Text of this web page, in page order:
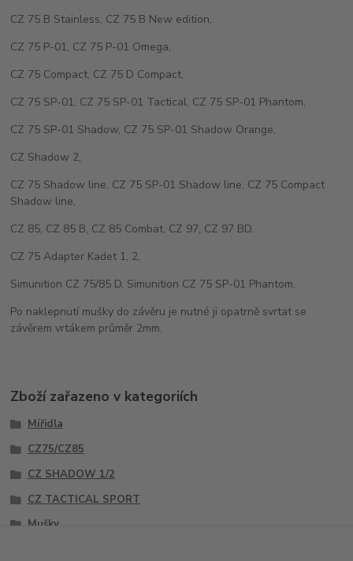
CZ 75 B Stainless, CZ 75 B New edition,
CZ 75 P-01, CZ 75 P-01 Omega,
CZ 75 Compact, CZ 75 D Compact,
CZ 75 SP-01, CZ 75 SP-01 Tactical, CZ 75 SP-01 Phantom,
CZ 75 SP-01 Shadow, CZ 75 SP-01 Shadow Orange,
CZ Shadow 2,
CZ 75 Shadow line, CZ 75 SP-01 Shadow line, CZ 75 Compact
Shadow line,
CZ 85, CZ 85 B, CZ 85 Combat, CZ 97, CZ 97 BD.
CZ 75 Adapter Kadet 1, 2,
Simunition CZ 75/85 D, Simunition CZ 75 SP-01 Phantom.
Po naklepnutí mušky do závěru je nutné ji opatrně svrtat se
závěrem vrtákem průměr 2mm.
Zboží zařazeno v kategoriích
Mířidla
CZ75/CZ85
CZ SHADOW 1/2
CZ TACTICAL SPORT
Mušky